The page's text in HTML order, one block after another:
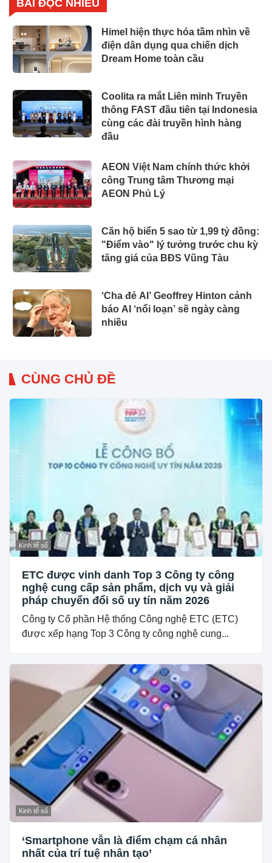
BÀI ĐỌC NHIỀU
Himel hiện thực hóa tầm nhìn về
điện dân dụng qua chiến dịch
Dream Home toàn cầu
Coolita ra mắt Liên minh Truyền
thông FAST đầu tiên tại Indonesia
cùng các đài truyền hình hàng
đầu
AEON Việt Nam chính thức khởi
công Trung tâm Thương mại
AEON Phủ Lý
Căn hộ biển 5 sao từ 1,99 tỷ đồng:
"Điểm vào" lý tưởng trước chu kỳ
tăng giá của BĐS Vũng Tàu
‘Cha đẻ AI’ Geoffrey Hinton cảnh
báo AI ‘nổi loạn’ sẽ ngày càng
nhiều
CÙNG CHỦ ĐỀ
Kinh tế số
ETC được vinh danh Top 3 Công ty công
nghệ cung cấp sản phẩm, dịch vụ và giải
pháp chuyển đổi số uy tín năm 2026
Công ty Cổ phần Hệ thống Công nghệ ETC (ETC)
được xếp hạng Top 3 Công ty công nghệ cung...
Kinh tế số
‘Smartphone vẫn là điểm chạm cá nhân
nhất của trí tuệ nhân tạo’